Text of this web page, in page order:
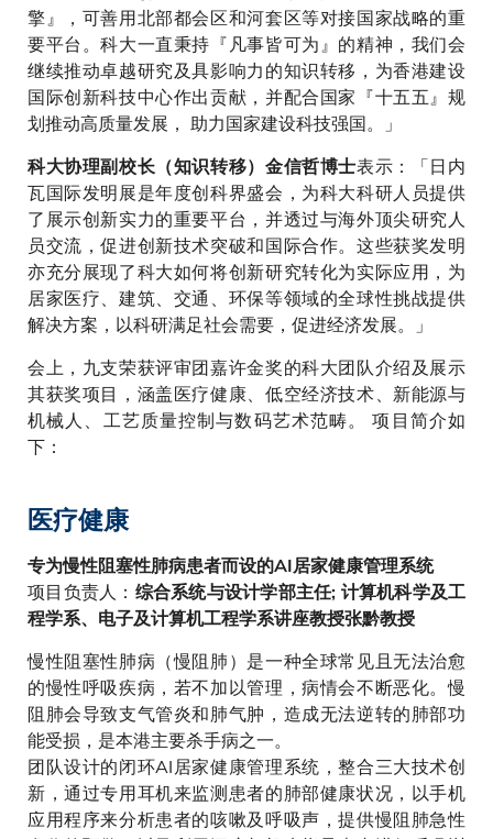
擎』，可善用北部都会区和河套区等对接国家战略的重
要平台。科大一直秉持『凡事皆可为』的精神，我们会
继续推动卓越研究及具影响力的知识转移，为香港建设
国际创新科技中心作出贡献，并配合国家『十五五』规
划推动高质量发展， 助力国家建设科技强国。」
科大协理副校长（知识转移）金信哲博士表示：「日内
瓦国际发明展是年度创科界盛会，为科大科研人员提供
了展示创新实力的重要平台，并透过与海外顶尖研究人
员交流，促进创新技术突破和国际合作。这些获奖发明
亦充分展现了科大如何将创新研究转化为实际应用，为
居家医疗、建筑、交通、环保等领域的全球性挑战提供
解决方案，以科研满足社会需要，促进经济发展。」
会上，九支荣获评审团嘉许金奖的科大团队介绍及展示
其获奖项目，涵盖医疗健康、低空经济技术、新能源与
机械人、工艺质量控制与数码艺术范畴。 项目简介如
下：
医疗健康
专为慢性阻塞性肺病患者而设的AI居家健康管理系统
项目负责人： 综合系统与设计学部主任; 计算机科学及工
程学系、电子及计算机工程学系讲座教授张黔教授
慢性阻塞性肺病（慢阻肺）是一种全球常见且无法治愈
的慢性呼吸疾病，若不加以管理，病情会不断恶化。慢
阻肺会导致支气管炎和肺气肿，造成无法逆转的肺部功
能受损，是本港主要杀手病之一。
团队设计的闭环AI居家健康管理系统，整合三大技术创
新，通过专用耳机来监测患者的肺部健康状况，以手机
应用程序来分析患者的咳嗽及呼吸声，提供慢阻肺急性